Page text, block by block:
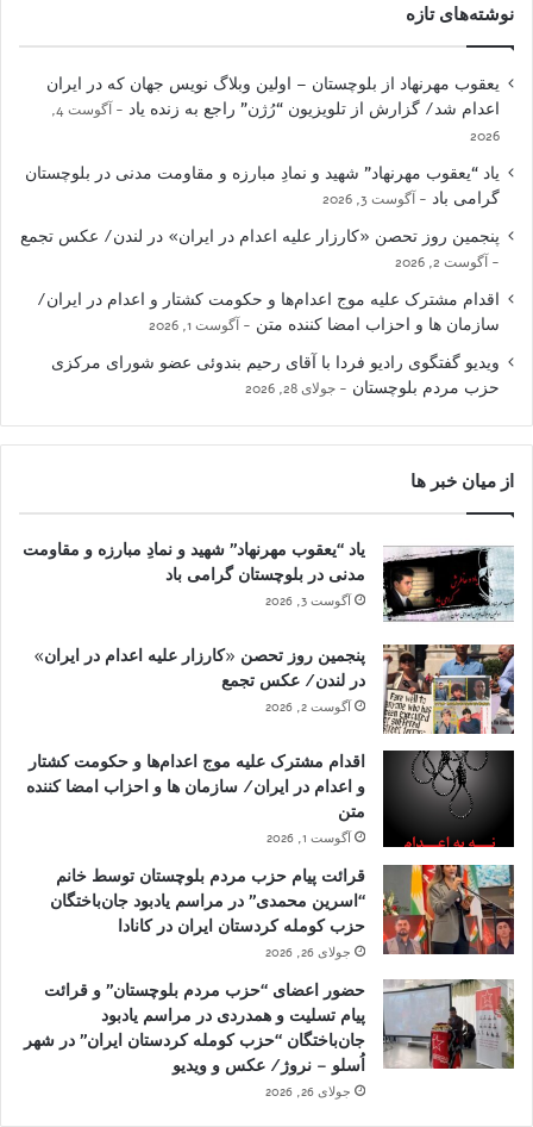
نوشته‌های تازه
یعقوب مهرنهاد از بلوچستان – اولین وبلاگ نویس جهان که در ایران
اعدام شد/ گزارش از تلویزیون “رُژن” راجع به زنده یاد
آگوست 4,
2026
یاد “یعقوب مهرنهاد” شهید و نمادِ مبارزه و مقاومت مدنی در بلوچستان
گرامی باد
آگوست 3, 2026
پنجمین روز تحصن «کارزار علیه اعدام در ایران» در لندن/ عکس تجمع
آگوست 2, 2026
اقدام مشترک علیه موج اعدام‌ها و حکومت کشتار و اعدام در ایران/
سازمان ها و احزاب امضا کننده متن
آگوست 1, 2026
ویدیو گفتگوی رادیو فردا با آقای رحیم بندوئی عضو شورای مرکزی
حزب مردم بلوچستان
جولای 28, 2026
از میان خبر ها
یاد “یعقوب مهرنهاد” شهید و نمادِ مبارزه و مقاومت
مدنی در بلوچستان گرامی باد
آگوست 3, 2026
پنجمین روز تحصن «کارزار علیه اعدام در ایران»
در لندن/ عکس تجمع
آگوست 2, 2026
اقدام مشترک علیه موج اعدام‌ها و حکومت کشتار
و اعدام در ایران/ سازمان ها و احزاب امضا کننده
متن
آگوست 1, 2026
قرائت پیام حزب مردم بلوچستان توسط خانم
“اسرین محمدی” در مراسم یادبود جان‌باختگان
حزب کومله کردستان ایران در کانادا
جولای 26, 2026
حضور اعضای “حزب مردم بلوچستان” و قرائت
پیام تسلیت و همدردی در مراسم یادبود
جان‌باختگان “حزب کومله کردستان ایران” در شهر
اُسلو – نروژ/ عکس و ویدیو
جولای 26, 2026